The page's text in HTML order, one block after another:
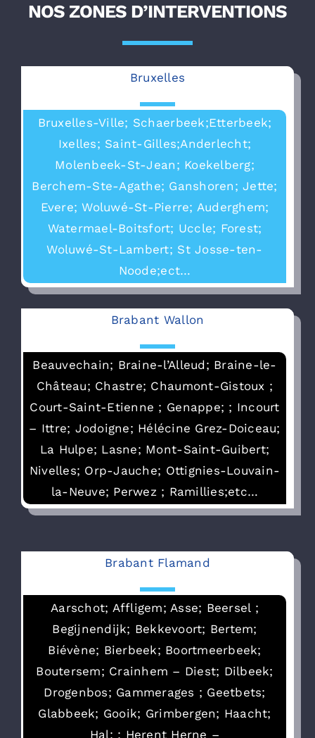
NOS ZONES D’INTERVENTIONS
Bruxelles
Bruxelles-Ville; Schaerbeek;Etterbeek;
Ixelles; Saint-Gilles;Anderlecht;
Molenbeek-St-Jean; Koekelberg;
Berchem-Ste-Agathe; Ganshoren; Jette;
Evere; Woluwé-St-Pierre; Auderghem;
Watermael-Boitsfort; Uccle; Forest;
Woluwé-St-Lambert; St Josse-ten-
Noode;ect…
Brabant Wallon
Beauvechain; Braine-l’Alleud; Braine-le-
Château; Chastre; Chaumont-Gistoux ;
Court-Saint-Etienne ; Genappe; ; Incourt
– Ittre; Jodoigne; Hélécine Grez-Doiceau;
La Hulpe; Lasne; Mont-Saint-Guibert;
Nivelles; Orp-Jauche; Ottignies-Louvain-
la-Neuve; Perwez ; Ramillies;etc…
Brabant Flamand
Aarschot; Affligem; Asse; Beersel ;
Begijnendijk; Bekkevoort; Bertem;
Biévène; Bierbeek; Boortmeerbeek;
Boutersem; Crainhem – Diest; Dilbeek;
Drogenbos; Gammerages ; Geetbets;
Glabbeek; Gooik; Grimbergen; Haacht;
Hal; ; Herent Herne –